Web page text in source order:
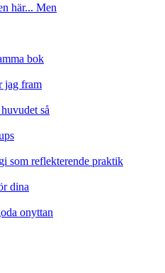
här... Men
bok
jag fram
så
som reflekterende praktik
dina
onyttan